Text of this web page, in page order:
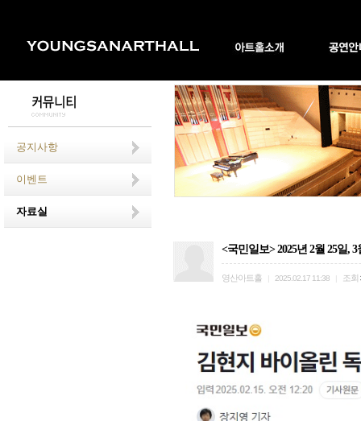
공지사항
이벤트
자료실
<국민일보> 2025년 2월 25일,
영산아트홀 2025.02.17 11:38 조회